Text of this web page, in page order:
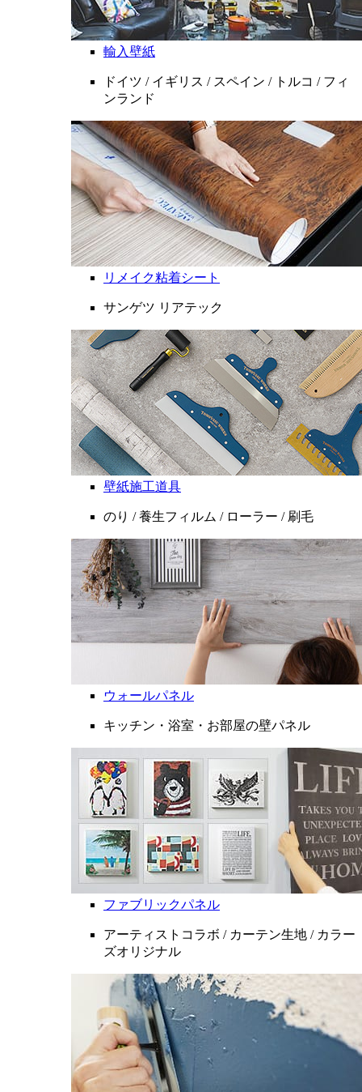
輸入壁紙
ドイツ / イギリス / スペイン / トルコ / フィ
ンランド
リメイク粘着シート
サンゲツ リアテック
壁紙施工道具
のり / 養生フィルム / ローラー / 刷毛
ウォールパネル
キッチン・浴室・お部屋の壁パネル
ファブリックパネル
アーティストコラボ / カーテン生地 / カラー
ズオリジナル